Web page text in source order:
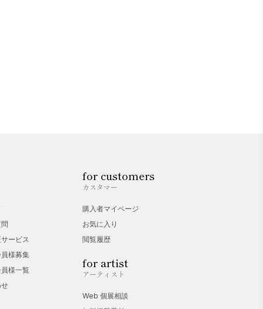
ービス
様募集
様一覧
for customers
カスタマー
購入者マイページ
お気に入り
閲覧履歴
for artist
アーティスト
Web 個展相談